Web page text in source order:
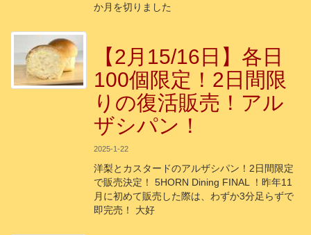
か月を切りました
【2月15/16日】各日
100個限定！2日間限
りの復活販売！アル
ザシパン！
2025-1-22
洋梨とカスタードのアルザシパン！2日間限定
で販売決定！ 5HORN Dining FINAL ！昨年11
月に初めて販売した際は、わずか3分足らずで
即完売！ 大好